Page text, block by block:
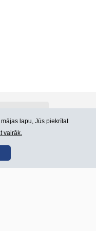
noteikumi
lapu, Jūs piekrītat
vairāk.